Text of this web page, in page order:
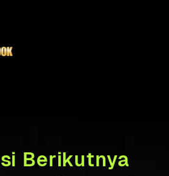
Berikutnya